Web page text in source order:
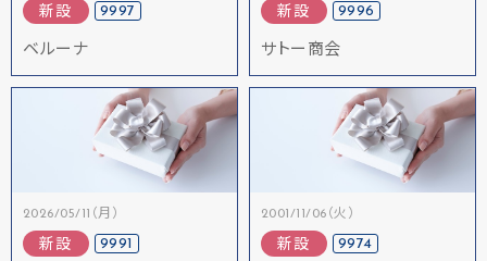
新設 9997
ベルーナ
新設 9996
サトー商会
2026/05/11（月）
新設 9991
2001/11/06（火）
新設 9974